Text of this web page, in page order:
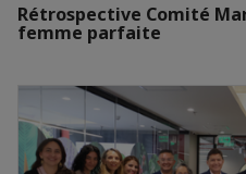
Rétrospective Comité
femme parfaite